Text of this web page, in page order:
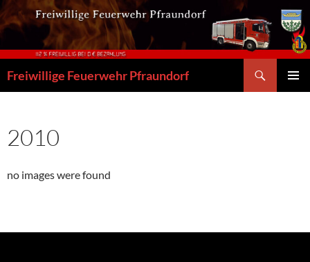
Zum
Inhalt
springen
Freiwillige Feuerwehr Pfraundorf
2010
no images were found